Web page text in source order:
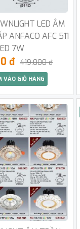
LED ÂM
ANFACO AFC 511
7W
đ 419.000 đ
VÀO GIỎ HÀNG